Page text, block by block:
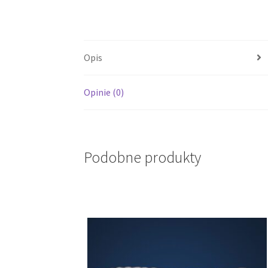
Opis
Opinie (0)
Podobne produkty